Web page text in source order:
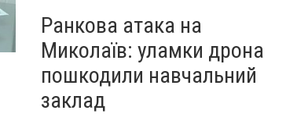
Ранкова атака на
Миколаїв: уламки дрона
пошкодили навчальний
заклад